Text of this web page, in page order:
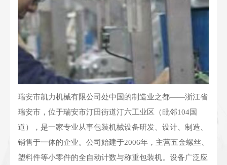
瑞安市凯力机械有限公司处中国的制造业之都——浙江省
瑞安市，位于瑞安市汀田街道汀六工业区（毗邻104国
道），是一家专业从事包装机械设备研发、设计、制造、
销售于一体的企业。公司始建于2006年，主营五金螺丝、
塑料件等小零件的全自动计数与称重包装机。设备广泛应